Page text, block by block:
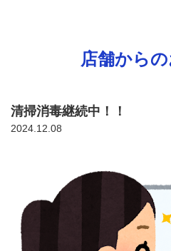
店舗から
清掃消毒継続中！！
2024.12.08